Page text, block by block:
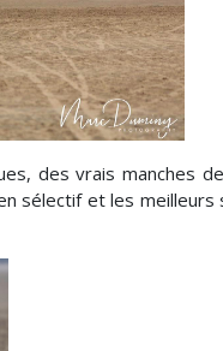
des vrais manches
sélectif et les